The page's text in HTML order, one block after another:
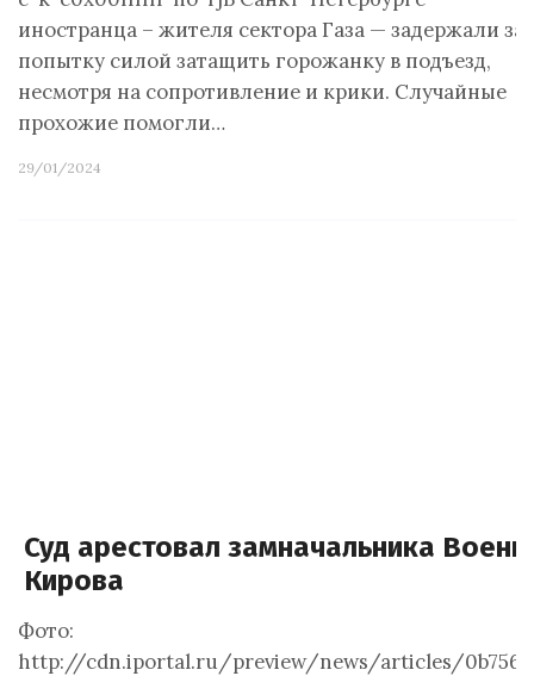
иностранца – жителя сектора Газа — задержали за
попытку силой затащить горожанку в подъезд,
несмотря на сопротивление и крики. Случайные
прохожие помогли…
29/01/2024
Суд арестовал замначальника
Кирова
Фото:
http://cdn.iportal.ru/preview/news/articles/